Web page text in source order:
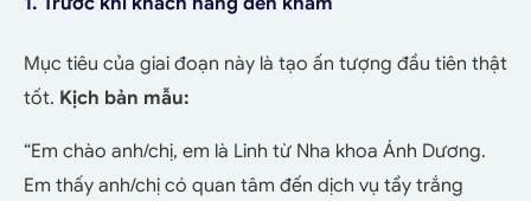
Mục tiêu của giai đoạn này là tạo ấn tượng đầu tiên thật
tốt. Kịch bản mẫu:
“Em chào anh/chị, em là Linh từ Nha khoa Ánh Dương.
Em thấy anh/chị có quan tâm đến dịch vụ tẩy trắng